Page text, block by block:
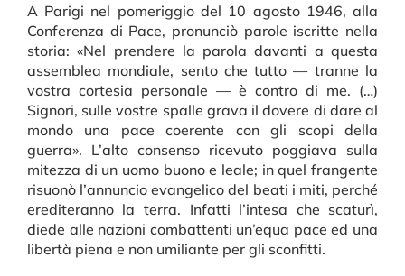
A Parigi nel pomeriggio del 10 agosto 1946, alla
Conferenza di Pace, pronunciò parole iscritte nella
storia: «Nel prendere la parola davanti a questa
assemblea mondiale, sento che tutto — tranne la
vostra cortesia personale — è contro di me. (…)
Signori, sulle vostre spalle grava il dovere di dare al
mondo una pace coerente con gli scopi della
guerra». L’alto consenso ricevuto poggiava sulla
mitezza di un uomo buono e leale; in quel frangente
risuonò l’annuncio evangelico del beati i miti, perché
erediteranno la terra. Infatti l’intesa che scaturì,
diede alle nazioni combattenti un’equa pace ed una
libertà piena e non umiliante per gli sconfitti.